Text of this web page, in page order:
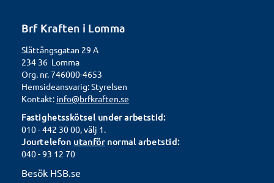
Brf Kraften i Lomma
Slättängsgatan 29 A
234 36 Lomma
Org. nr. 746000-4653
Hemsideansvarig: Styrelsen
Kontakt: info@brfkraften.se
Fastighetsskötsel under arbetstid:
010 - 442 30 00, välj 1.
Jourtelefon utanförnormal arbetstid:
040 - 93 12 70
Besök HSB.se